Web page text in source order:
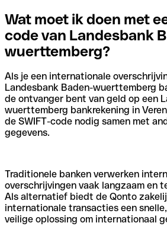
Wat moet ik doen met
code van Landesbank
wuerttemberg?
Als je een internationale
Landesbank Baden-wuerttemberg
de ontvanger bent van geld op een
wuerttemberg bankrekening in
de SWIFT-code nodig samen met
gegevens.
Traditionele banken verwerken
overschrijvingen vaak langzaam en
Als alternatief biedt de Qonto
internationale transacties een
veilige oplossing om internationaal